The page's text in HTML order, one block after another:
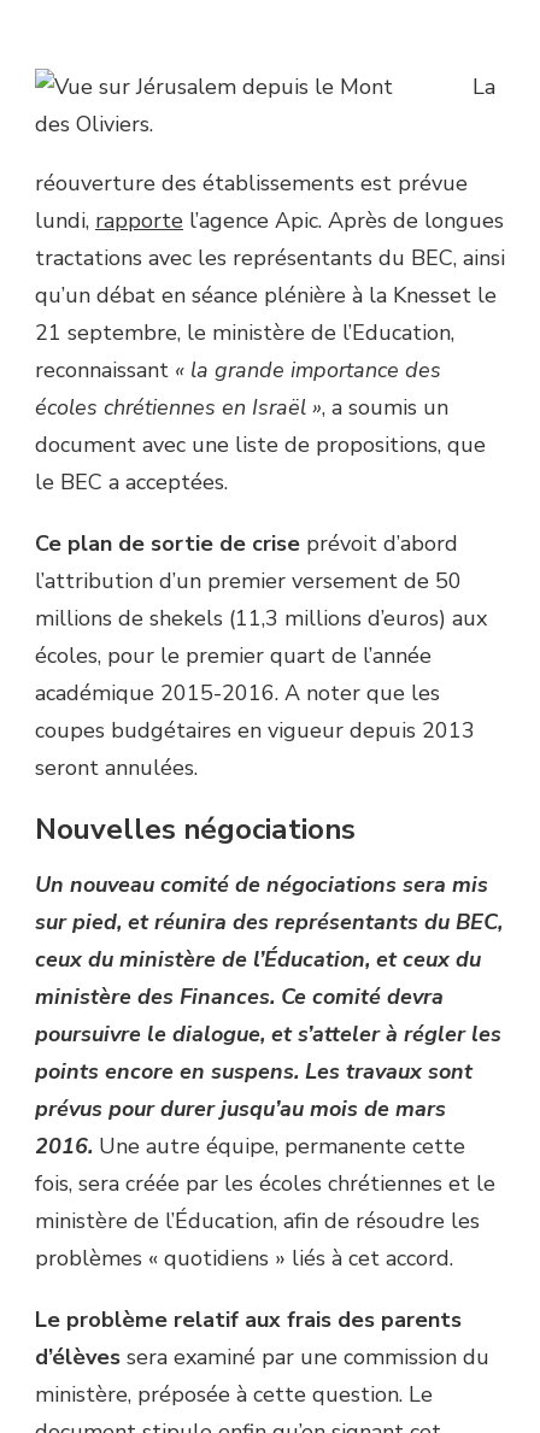
La
réouverture des établissements est prévue
lundi, rapporte l’agence Apic. Après de longues
tractations avec les représentants du BEC, ainsi
qu’un débat en séance plénière à la Knesset le
21 septembre, le ministère de l’Education,
reconnaissant « la grande importance des
écoles chrétiennes en Israël », a soumis un
document avec une liste de propositions, que
le BEC a acceptées.
Ce plan de sortie de crise prévoit d’abord
l’attribution d’un premier versement de 50
millions de shekels (11,3 millions d’euros) aux
écoles, pour le premier quart de l’année
académique 2015-2016. A noter que les
coupes budgétaires en vigueur depuis 2013
seront annulées.
Nouvelles négociations
Un nouveau comité de négociations sera mis
sur pied, et réunira des représentants du BEC,
ceux du ministère de l’Éducation, et ceux du
ministère des Finances. Ce comité devra
poursuivre le dialogue, et s’atteler à régler les
points encore en suspens. Les travaux sont
prévus pour durer jusqu’au mois de mars
2016. Une autre équipe, permanente cette
fois, sera créée par les écoles chrétiennes et le
ministère de l’Éducation, afin de résoudre les
problèmes « quotidiens » liés à cet accord.
Le problème relatif aux frais des parents
d’élèves sera examiné par une commission du
ministère, préposée à cette question. Le